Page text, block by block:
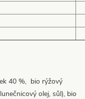
40 %, bio rýžový
olej, sůl), bio